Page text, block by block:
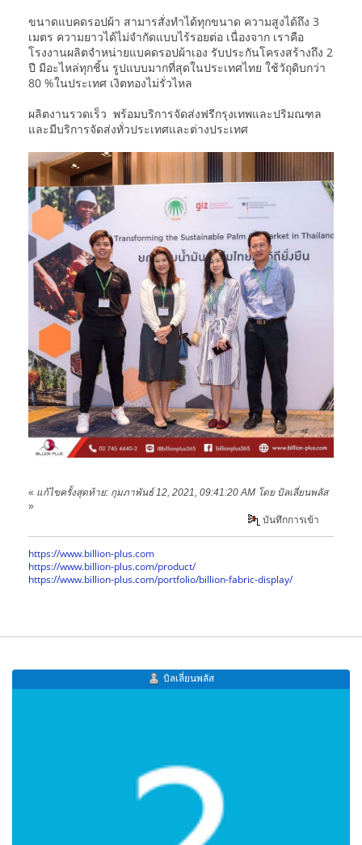
ขนาดแบคดรอปผ้า สามารสั่งทำได้ทุกขนาด ความสูงได้ถึง 3
เมตร ความยาวได้ไม่จำกัดแบบไร้รอยต่อ เนื่องจาก เราคือ
โรงงานผลิตจำหน่ายแบคดรอปผ้าเอง รับประกันโครงสร้างถึง 2
ปี มีอะไหล่ทุกชิ้น รูปแบบมากที่สุดในประเทศไทย ใช้วัถุดิบกว่า
80 %ในประเทศ เงิตทองไม่รั่วไหล
ผลิตงานรวดเร็ว พร้อมบริการจัดส่งฟรีกรุงเทพและปริมณฑล
และมีบริการจัดส่งทั่วประเทศและต่างประเทศ
« แก้ไขครั้งสุดท้าย: กุมภาพันธ์ 12, 2021, 09:41:20 AM โดย บิลเลี่ยนพลัส
»
บันทึกการเข้า
https://www.billion-plus.com
https://www.billion-plus.com/product/
https://www.billion-plus.com/portfolio/billion-fabric-display/
บิลเลี่ยนพลัส